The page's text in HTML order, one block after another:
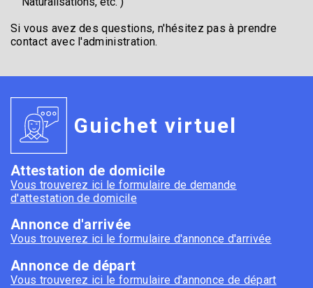
Si vous avez des questions, n'hésitez pas à prendre
contact avec l'administration.
Guichet virtuel
Attestation de domicile
Vous trouverez ici le formulaire de demande
d'attestation de domicile
Annonce d'arrivée
Vous trouverez ici le formulaire d'annonce d'arrivée
Annonce de départ
Vous trouverez ici le formulaire d'annonce de départ